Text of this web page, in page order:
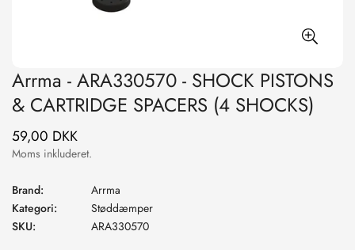
Arrma - ARA330570 - SHOCK PISTONS
& CARTRIDGE SPACERS (4 SHOCKS)
Normal
pris
59,00 DKK
Moms inkluderet.
Brand:
Arrma
Kategori:
Støddæmper
SKU:
ARA330570